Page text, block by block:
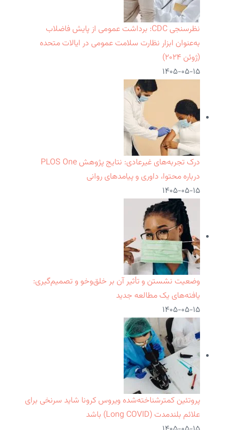
نظرسنجی CDC: برداشت عمومی از پایش فاضلاب
به‌عنوان ابزار نظارت سلامت عمومی در ایالات متحده
(ژوئن ۲۰۲۴)
۱۴۰۵-۰۵-۱۵
درک تجربه‌های غیرعادی: نتایج پژوهش PLOS One
درباره محتوا، داوری و پیامدهای روانی
۱۴۰۵-۰۵-۱۵
وضعیت نشستن و تأثیر آن بر خلق‌وخو و تصمیم‌گیری:
یافته‌های یک مطالعه جدید
۱۴۰۵-۰۵-۱۵
پروتئین کمترشناخته‌شده ویروس کرونا شاید سرنخی برای
علائم بلندمدت (Long COVID) باشد